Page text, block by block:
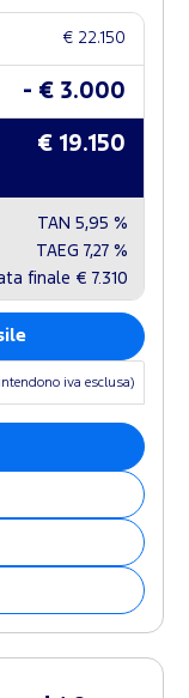
€ 22.150
- € 3.000
€ 19.150
TAN 5,95 %
TAEG 7,27 %
finale € 7.310
iva esclusa)